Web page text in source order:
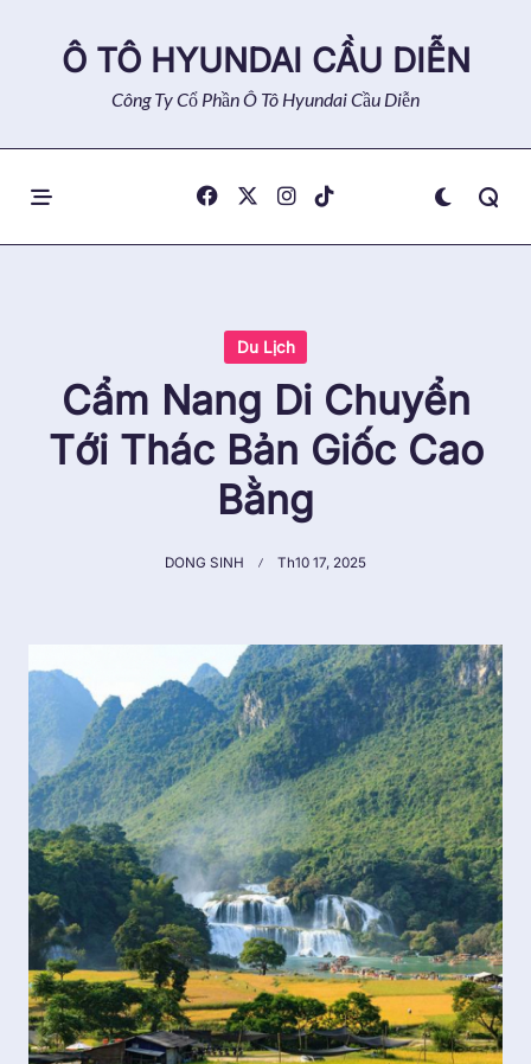
contentÔ TÔ HYUNDAI CẦU DIỄN
Công Ty Cổ Phần Ô Tô Hyundai Cầu Diễn
Du Lịch
Cẩm Nang Di Chuyển
Tới Thác Bản Giốc Cao
Bằng
DONG SINH Th10 17, 2025